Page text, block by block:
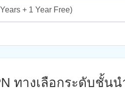
+ 1 Year Free)
ทางเลือกระดับชั้นน